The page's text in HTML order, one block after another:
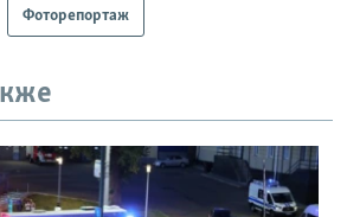
Фоторепортаж